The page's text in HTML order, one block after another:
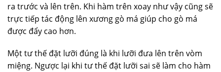
ra trước và lên trên. Khi hàm trên xoay như vậy cũng sẽ
trực tiếp tác động lên xương gò má giúp cho gò má
được đẩy cao hơn.
Một tư thế đặt lưỡi đúng là khi lưỡi đưa lên trên vòm
miệng. Ngược lại khi tư thế đặt lưỡi sai sẽ làm cho hàm